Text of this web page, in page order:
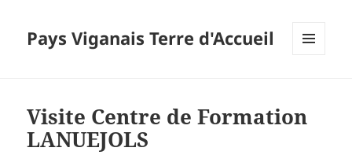
Pays Viganais Terre d'Accueil
Visite Centre de Formation
LANUEJOLS